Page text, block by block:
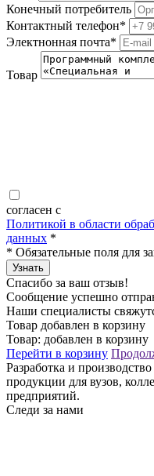
Конечный потребитель
Контактный телефон*
Электнонная почта*
Товар
согласен с
Политикой в области
данных *
* Обязательные поля для
Узнать
Спасибо за ваш отзыв!
Сообщение успешно
Наши специалисты
Товар добавлен в корзину
Товар: добавлен в корзину
Перейти в корзину
Разработка и
продукции для вузов,
предприятий.
Следи за нами